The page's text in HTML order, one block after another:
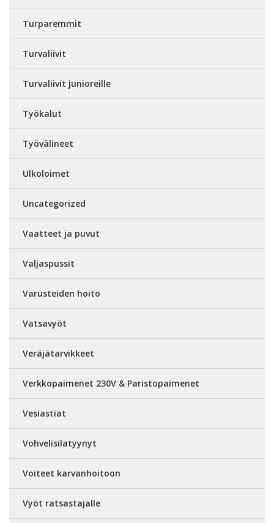
Turparemmit
Turvaliivit
Turvaliivit junioreille
Työkalut
Työvälineet
Ulkoloimet
Uncategorized
Vaatteet ja puvut
Valjaspussit
Varusteiden hoito
Vatsavyöt
Veräjätarvikkeet
Verkkopaimenet 230V & Paristopaimenet
Vesiastiat
Vohvelisilatyynyt
Voiteet karvanhoitoon
Vyöt ratsastajalle